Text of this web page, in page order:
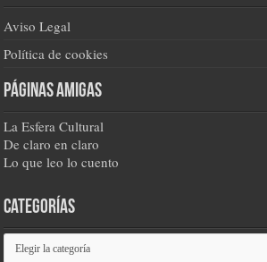
Aviso Legal
Política de cookies
Páginas amigas
La Esfera Cultural
De claro en claro
Lo que leo lo cuento
Categorías
Categorías